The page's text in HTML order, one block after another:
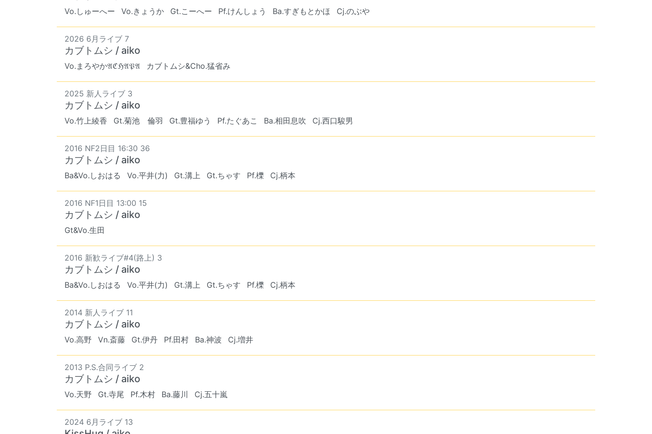
Vo.しゅーへー Vo.きょうか Gt.こーへー Pf.けんしょう Ba.すぎもとかほ Cj.のぶや
2026 6月ライブ 7
カブトムシ / aiko
Vo.まろやか𝔄ℭℌ𝔄𝔓𝔄 カブトムシ&Cho.猛省み
2025 新人ライブ 3
カブトムシ / aiko
Vo.竹上綾香 Gt.菊池 倫羽 Gt.豊福ゆう Pf.たぐあこ Ba.相田息吹 Cj.西口駿男
2016 NF2日目 16:30 36
カブトムシ / aiko
Ba&Vo.しおはる Vo.平井(力) Gt.溝上 Gt.ちゃす Pf.櫟 Cj.柄本
2016 NF1日目 13:00 15
カブトムシ / aiko
Gt&Vo.生田
2016 新歓ライブ#4(路上) 3
カブトムシ / aiko
Ba&Vo.しおはる Vo.平井(力) Gt.溝上 Gt.ちゃす Pf.櫟 Cj.柄本
2014 新人ライブ 11
カブトムシ / aiko
Vo.高野 Vn.斎藤 Gt.伊丹 Pf.田村 Ba.神波 Cj.増井
2013 P.S.合同ライブ 2
カブトムシ / aiko
Vo.天野 Gt.寺尾 Pf.木村 Ba.藤川 Cj.五十嵐
2024 6月ライブ 13